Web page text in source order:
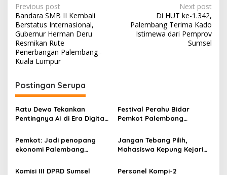
P
o
s
t
n
a
v
i
g
a
t
i
Previous post
Bandara SMB II Kembali
Berstatus Internasional,
Gubernur Herman Deru
Resmikan Rute
Penerbangan Palembang–
Kuala Lumpur
Next post
Di HUT ke-1.342,
Palembang Terima Kado
Istimewa dari Pemprov
Sumsel
Postingan Serupa
Ratu Dewa Tekankan
Pentingnya AI di Era Digital,
Festival Perahu Bidar
Pemkot Palembang
Pemkot: Jadi penopang
ekonomi Palembang
Jangan Tebang Pilih,
Mahasiswa Kepung Kejari
Tuntas Dugaan Korupsi
Komisi III DPRD Sumsel
Personel Kompi-2